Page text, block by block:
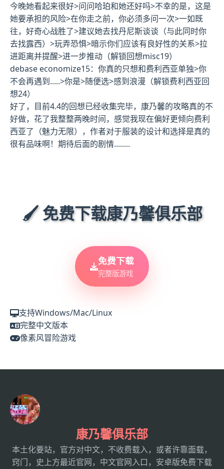
今晚她看起来很好>问问哈珀和她还好吗>不幸的是，这是
她要承担的风险>在你走之前，你必须多问一次>一如既
往，好奇心战胜了>建议她去找丹尼斯谈谈（与此同时你
去找露西）>玩弄恐惧>暗示你们应该有良好性的关系>拉
进距离并提醒>进一步推动（解锁回想misc19）
debase economize15：你真的只想和费利西亚单独>你
不会再遇到.....>你是>随便选>感到浪漫（解锁费利西亚回
想24）
好了，目前4.4的回想已经收集完毕，康乃馨的攻略真的不
好做，花了我整整两晚时间，感觉我现在偏好更倾向费利
西亚了（魅力无限），作者对于服装的设计和选择是真的
很有品味啊！期待后面的剧情........
🖌️ 免费下载康乃馨俱乐部
免费下载
完整版游戏
支持Windows/Mac/Linux
完整中文版本
像素风冒险游戏
康乃馨俱乐部
本土化要站，官方对中文，不收费载入，或者许靠面载，
窍门，史上方最近官网，中文官网入口，安卓版免费下载